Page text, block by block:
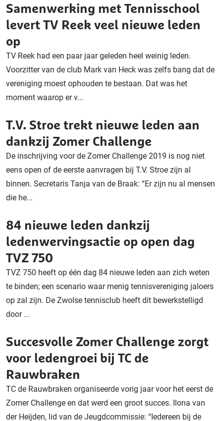
Samenwerking met Tennisschool
levert TV Reek veel nieuwe leden
op
TV Reek had een paar jaar geleden heel weinig leden.
Voorzitter van de club Mark van Heck was zelfs bang dat de
vereniging moest ophouden te bestaan. Dat was het
moment waarop er v...
T.V. Stroe trekt nieuwe leden aan
dankzij Zomer Challenge
De inschrijving voor de Zomer Challenge 2019 is nog niet
eens open of de eerste aanvragen bij T.V. Stroe zijn al
binnen. Secretaris Tanja van de Braak: “Er zijn nu al mensen
die he...
84 nieuwe leden dankzij
ledenwervingsactie op open dag
TVZ 750
TVZ 750 heeft op één dag 84 nieuwe leden aan zich weten
te binden; een scenario waar menig tennisvereniging jaloers
op zal zijn. De Zwolse tennisclub heeft dit bewerkstelligd
door ...
Succesvolle Zomer Challenge zorgt
voor ledengroei bij TC de
Rauwbraken
TC de Rauwbraken organiseerde vorig jaar voor het eerst de
Zomer Challenge en dat werd een groot succes. Ilona van
der Heijden, lid van de Jeugdcommissie: “Iedereen bij de